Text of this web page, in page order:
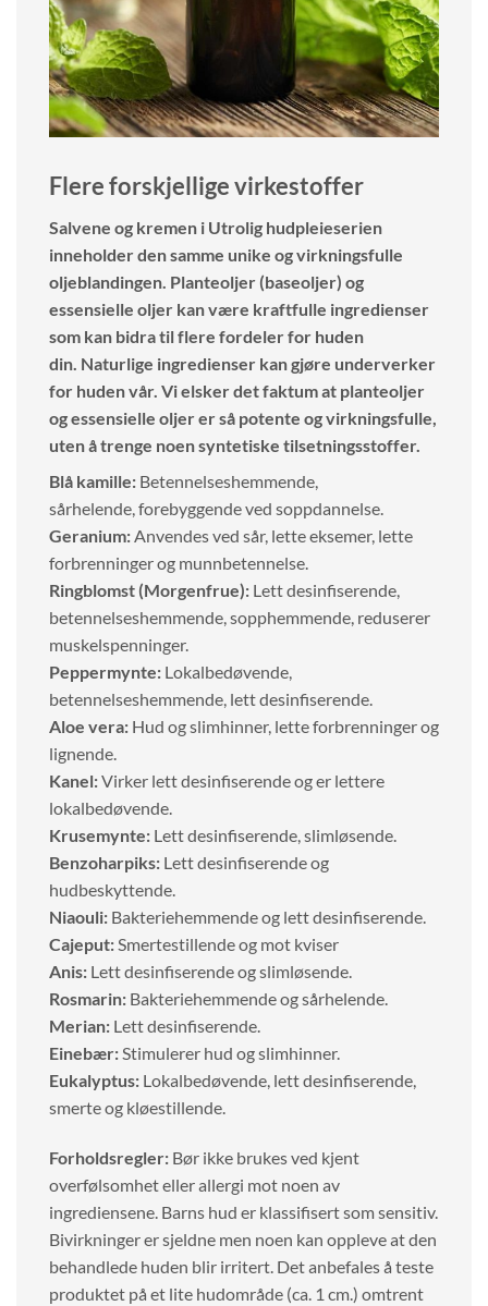
Flere forskjellige virkestoffer
Salvene og kremen i Utrolig hudpleieserien
inneholder den samme unike og virkningsfulle
oljeblandingen. Planteoljer (baseoljer) og
essensielle oljer kan være kraftfulle ingredienser
som kan bidra til flere fordeler for huden
din. Naturlige ingredienser kan gjøre underverker
for huden vår. Vi elsker det faktum at planteoljer
og essensielle oljer er så potente og virkningsfulle,
uten å trenge noen syntetiske tilsetningsstoffer.
Blå kamille: Betennelseshemmende,
sårhelende, forebyggende ved soppdannelse.
Geranium:Anvendes ved sår, lette eksemer, lette
forbrenninger og munnbetennelse.
Ringblomst (Morgenfrue): Lett desinfiserende,
betennelseshemmende, sopphemmende, reduserer
muskelspenninger.
Peppermynte: Lokalbedøvende,
betennelseshemmende, lett desinfiserende.
Aloe vera: Hud og slimhinner, lette forbrenninger og
lignende.
Kanel:Virker lett desinfiserende og er lettere
lokalbedøvende.
Krusemynte: Lett desinfiserende, slimløsende.
Benzoharpiks: Lett desinfiserende og
hudbeskyttende.
Niaouli: Bakteriehemmende og lett desinfiserende.
Cajeput:Smertestillende og mot kviser
Anis: Lett desinfiserende og slimløsende.
Rosmarin: Bakteriehemmende og sårhelende.
Merian: Lett desinfiserende.
Einebær:Stimulerer hud og slimhinner.
Eukalyptus: Lokalbedøvende, lett desinfiserende,
smerte og kløestillende.
Forholdsregler: Bør ikke brukes ved kjent
overfølsomhet eller allergi mot noen av
ingrediensene. Barns hud er klassifisert som sensitiv.
Bivirkninger er sjeldne men noen kan oppleve at den
behandlede huden blir irritert. Det anbefales å teste
produktet på et lite hudområde (ca. 1 cm.) omtrent